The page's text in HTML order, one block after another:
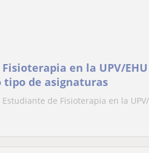
en la UPV/
tipo de asignaturas
Estudiante de Fisioterapia en la